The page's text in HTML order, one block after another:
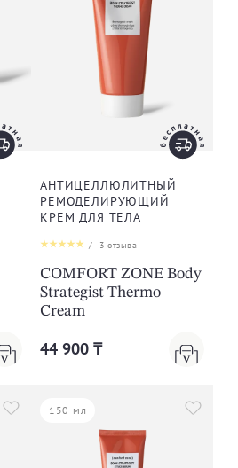
АНТИЦЕЛЛЮЛИТНЫЙ
РЕМОДЕЛИРУЮЩИЙ
КРЕМ ДЛЯ ТЕЛА
/ 3 отзыва
COMFORT ZONE Body
Strategist Thermo
Cream
44 900 ₸
150 мл